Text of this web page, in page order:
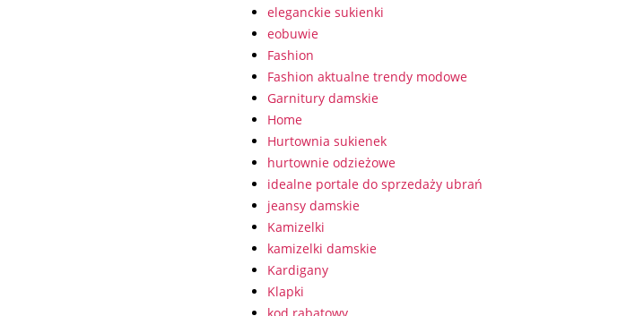
eleganckie sukienki
eobuwie
Fashion
Fashion aktualne trendy modowe
Garnitury damskie
Home
Hurtownia sukienek
hurtownie odzieżowe
idealne portale do sprzedaży ubrań
jeansy damskie
Kamizelki
kamizelki damskie
Kardigany
Klapki